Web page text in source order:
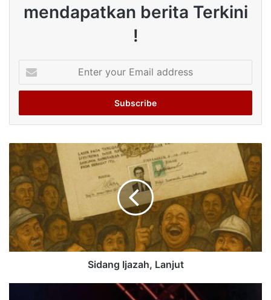
mendapatkan berita Terkini
!
your
Email
Sidang Ijazah, Lanjut